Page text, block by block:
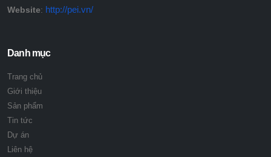
Website: http://pei.vn/
Danh mục
Trang chủ
Giới thiệu
Sản phẩm
Tin tức
Dự án
Liên hệ